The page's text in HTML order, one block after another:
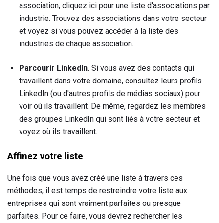
association, cliquez ici pour une liste d'associations par
industrie. Trouvez des associations dans votre secteur
et voyez si vous pouvez accéder à la liste des
industries de chaque association.
Parcourir LinkedIn. Si vous avez des contacts qui
travaillent dans votre domaine, consultez leurs profils
LinkedIn (ou d'autres profils de médias sociaux) pour
voir où ils travaillent. De même, regardez les membres
des groupes LinkedIn qui sont liés à votre secteur et
voyez où ils travaillent.
Affinez votre liste
Une fois que vous avez créé une liste à travers ces
méthodes, il est temps de restreindre votre liste aux
entreprises qui sont vraiment parfaites ou presque
parfaites. Pour ce faire, vous devrez rechercher les